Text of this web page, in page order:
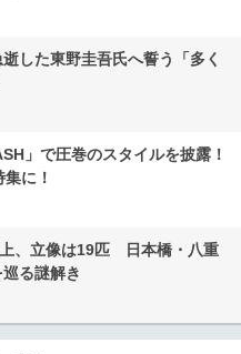
した東野圭吾氏へ誓う「多く
」で圧巻のスタイルを披露！
に！
、立像は19匹 日本橋・八重
る謎解き